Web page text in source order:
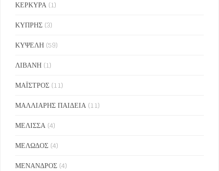
ΚΕΡΚΥΡΑ (1)
ΚΥΠΡΗΣ (3)
ΚΥΨΕΛΗ (59)
ΛΙΒΑΝΗ (1)
ΜΑΪΣΤΡΟΣ (11)
ΜΑΛΛΙΑΡΗΣ ΠΑΙΔΕΙΑ (11)
ΜΕΛΙΣΣΑ (4)
ΜΕΛΩΔΟΣ (4)
ΜΕΝΑΝΔΡΟΣ (4)